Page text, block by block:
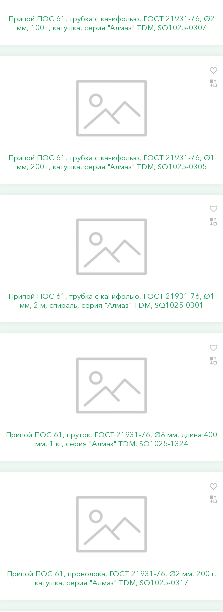
Припой ПОС 61, трубка с канифолью, ГОСТ 21931-76, Ø2
мм, 100 г, катушка, серия "Алмаз" TDM, SQ1025-0307
Припой ПОС 61, трубка с канифолью, ГОСТ 21931-76, Ø1
мм, 200 г, катушка, серия "Алмаз" TDM, SQ1025-0305
Припой ПОС 61, трубка с канифолью, ГОСТ 21931-76, Ø1
мм, 2 м, спираль, серия "Алмаз" TDM, SQ1025-0301
Припой ПОС 61, пруток, ГОСТ 21931-76, Ø8 мм, длина 400
мм, 1 кг, серия "Алмаз" TDM, SQ1025-1324
Припой ПОС 61, проволока, ГОСТ 21931-76, Ø2 мм, 200 г,
катушка, серия "Алмаз" TDM, SQ1025-0317